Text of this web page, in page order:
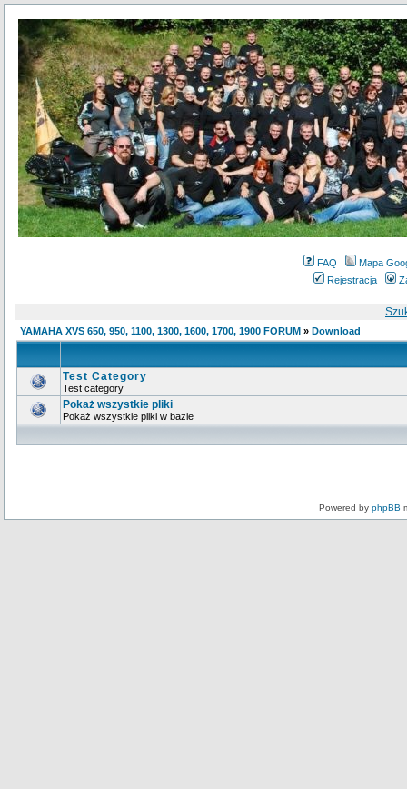
FAQ
Mapa
Rejestracja
YAMAHA XVS 650, 950, 1100, 1300, 1600, 1700, 1900 FORUM » Download
Test Category
Test category
Pokaż wszystkie pliki
Pokaż wszystkie pliki w bazie
Powered by phpBB